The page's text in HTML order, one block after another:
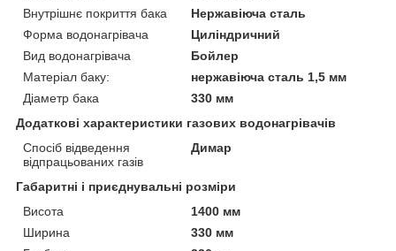
Внутрішнє покриття бака
Нержавіюча сталь
Форма водонагрівача
Циліндричний
Вид водонагрівача
Бойлер
Матеріал баку:
нержавіюча сталь 1,5 мм
Діаметр бака
330 мм
Додаткові характеристики газових водонагрівачів
Спосіб відведення
відпрацьованих газів
Димар
Габаритні і приєднувальні розміри
Висота
1400 мм
Ширина
330 мм